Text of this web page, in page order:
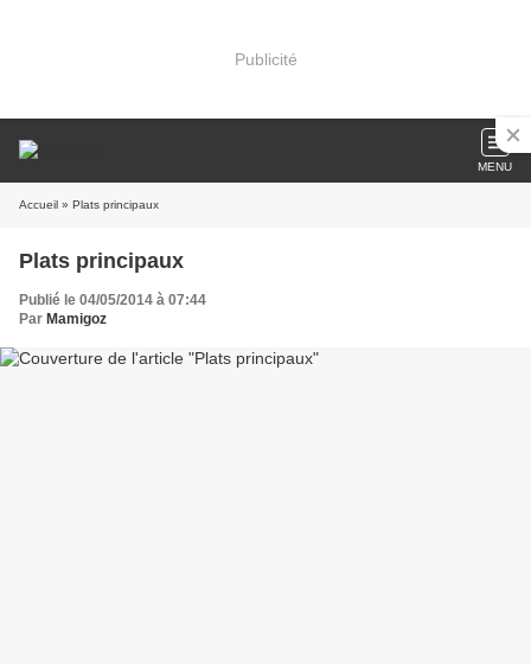
Publicité
MENU
Accueil » Plats principaux
Plats principaux
Publié le 04/05/2014 à 07:44
Par Mamigoz